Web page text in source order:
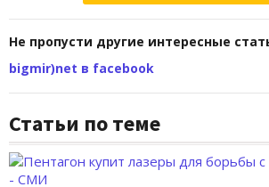
Не пропусти другие интересные
bigmir)net в facebook
Статьи по теме